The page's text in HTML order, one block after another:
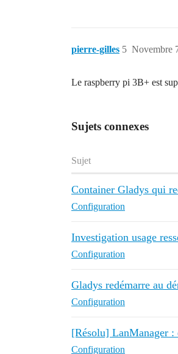
pierre-gilles Novembre
5
Le raspberry pi 3B+ est
Sujets connexes
Sujet
Container Gladys qui
Configuration
Investigation usage
Configuration
Gladys redémarre au
Configuration
[Résolu] LanManager :
Configuration